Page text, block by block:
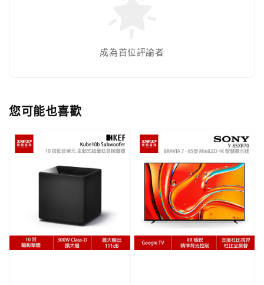
成為首位評論者
您可能也喜歡